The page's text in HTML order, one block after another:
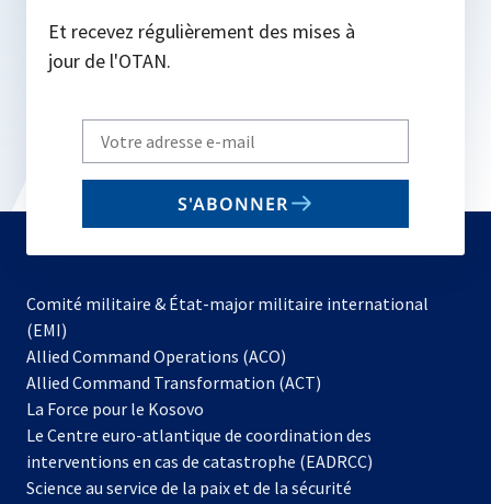
Et recevez régulièrement des mises à
jour de l'OTAN.
Write
your
email
S'ABONNER
Comité militaire & État-major militaire international
(EMI)
Allied Command Operations (ACO)
dans
nouvel
onglet
Allied Command Transformation (ACT)
La Force pour le Kosovo
dans
un
nouvel
Le Centre euro-atlantique de coordination des
interventions en cas de catastrophe (EADRCC)
Science au service de la paix et de la sécurité